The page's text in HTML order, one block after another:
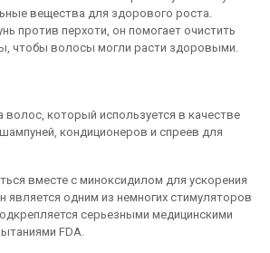
вещества для здорового роста.
против перхоти, он помогает очистить
чтобы волосы могли расти здоровыми.
волос, который используется в качестве
кондиционеров и спреев для
вместе с миноксидилом для ускорения
является одним из немногих стимуляторов
серьезными медицинскими
FDA.